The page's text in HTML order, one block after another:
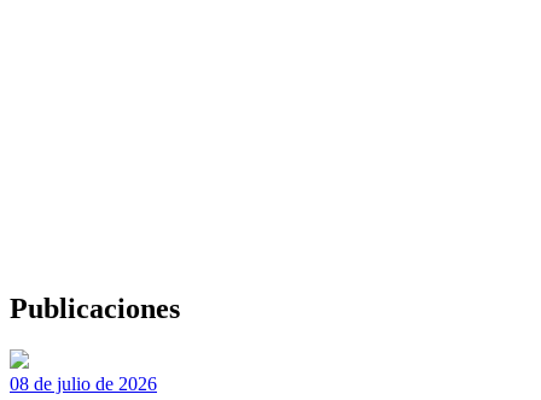
Publicaciones
08 de julio de 2026